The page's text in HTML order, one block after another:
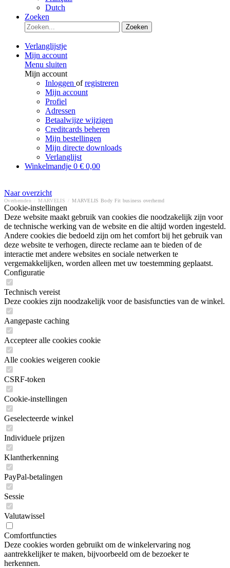
Dutch
Zoeken
Zoeken
Verlanglijstje
Mijn account
Menu sluiten
Mijn account
Inloggen ofregistreren
Mijn account
Profiel
Adressen
Betaalwijze wijzigen
Creditcards beheren
Mijn bestellingen
Mijn directe downloads
Verlanglijst
Winkelmandje 0 € 0,00
Naar overzicht
Overhemden MARVELIS MARVELIS Body Fit business overhemd
Cookie-instellingen
Deze website maakt gebruik van cookies die noodzakelijk zijn voor
de technische werking van de website en die altijd worden ingesteld.
Andere cookies die bedoeld zijn om het comfort bij het gebruik van
deze website te verhogen, directe reclame aan te bieden of de
interactie met andere websites en sociale netwerken te
vergemakkelijken, worden alleen met uw toestemming geplaatst.
Configuratie
Technisch vereist
Deze cookies zijn noodzakelijk voor de basisfuncties van de winkel.
Aangepaste caching
Accepteer alle cookies cookie
Alle cookies weigeren cookie
CSRF-token
Cookie-instellingen
Geselecteerde winkel
Individuele prijzen
Klantherkenning
PayPal-betalingen
Sessie
Valutawissel
Comfortfuncties
Deze cookies worden gebruikt om de winkelervaring nog
aantrekkelijker te maken, bijvoorbeeld om de bezoeker te
herkennen.